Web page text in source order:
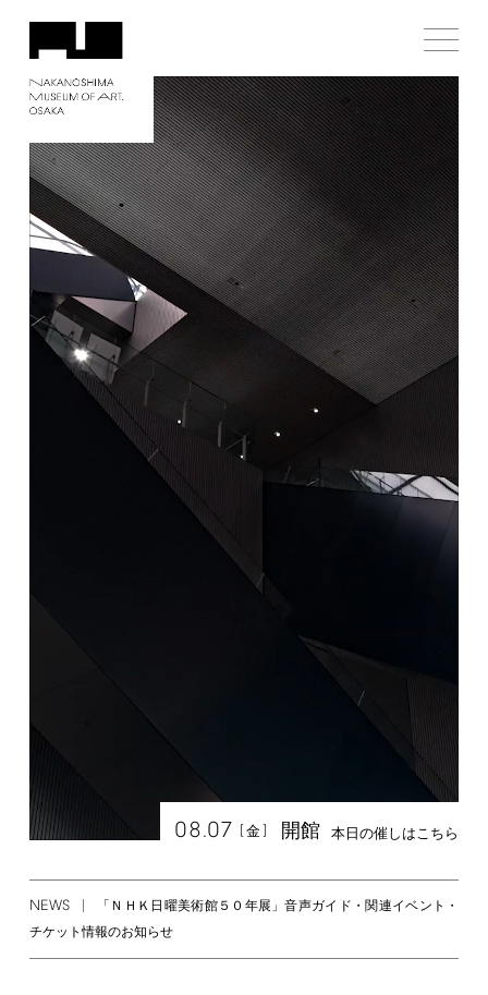
08.07 [金] 開館 本日の催しはこちら
NEWS
「ＮＨＫ日曜美術館５０年展」音声ガイド・関連イベント・
チケット情報のお知らせ